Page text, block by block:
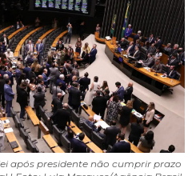
após presidente não cumprir prazo